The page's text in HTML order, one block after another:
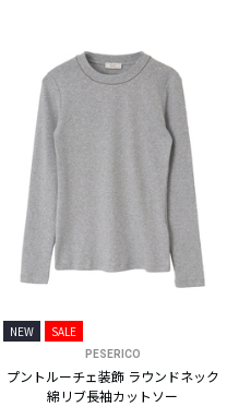
NEW SALE
PESERICO
プントルーチェ装飾 ラウンドネック
綿リブ長袖カットソー